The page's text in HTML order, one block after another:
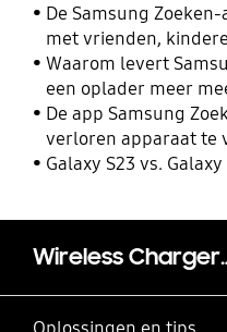
De Samsung
met vrienden,
contacten te delen
Waarom levert
een oplader meer
De app Samsung
verloren apparaat te
Galaxy S23 vs. Galaxy